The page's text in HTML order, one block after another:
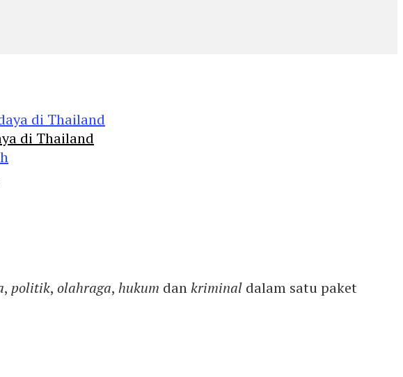
di Thailand
, politik, olahraga, hukum dankriminal dalam satu paket